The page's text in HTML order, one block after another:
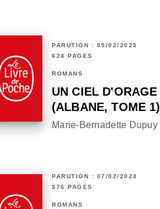
PARUTION : 05/02/2025
624 PAGES
ROMANS
UN CIEL D'ORAGE
(ALBANE, TOME 1)
Marie-Bernadette Dupuy
PARUTION : 07/02/2024
576 PAGES
ROMANS